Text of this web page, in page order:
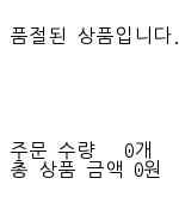
품절된 상품입니다.
주문 수량
0개
총 상품 금액
0원